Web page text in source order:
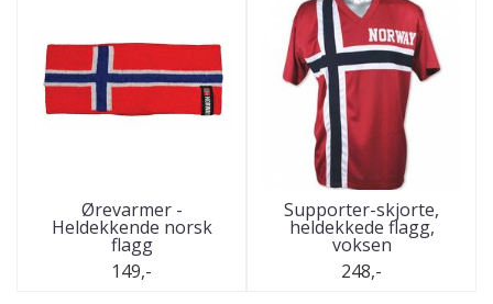
Ørevarmer -
Heldekkende norsk
flagg
149,-
Supporter-skjorte,
heldekkede flagg,
voksen
248,-